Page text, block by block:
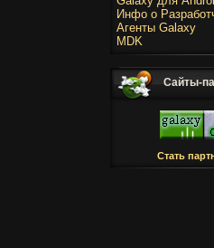
Инфо о
Агенты Galaxy
MDK
Сайты-
Стать